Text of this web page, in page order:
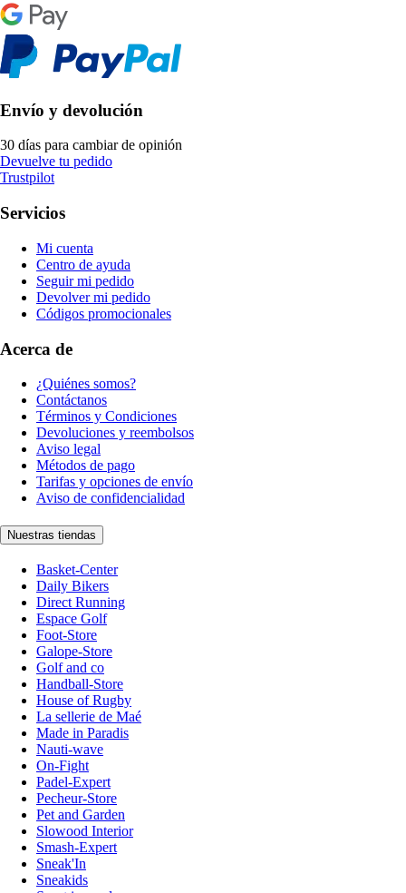
Envío y devolución
30 días para cambiar de opinión
Devuelve tu pedido
Trustpilot
Servicios
Mi cuenta
Centro de ayuda
Seguir mi pedido
Devolver mi pedido
Códigos promocionales
Acerca de
¿Quiénes somos?
Contáctanos
Términos y Condiciones
Devoluciones y reembolsos
Aviso legal
Métodos de pago
Tarifas y opciones de envío
Aviso de confidencialidad
Nuestras tiendas
Basket-Center
Daily Bikers
Direct Running
Espace Golf
Foot-Store
Galope-Store
Golf and co
Handball-Store
House of Rugby
La sellerie de Maé
Made in Paradis
Nauti-wave
On-Fight
Padel-Expert
Pecheur-Store
Pet and Garden
Slowood Interior
Smash-Expert
Sneak'In
Sneakids